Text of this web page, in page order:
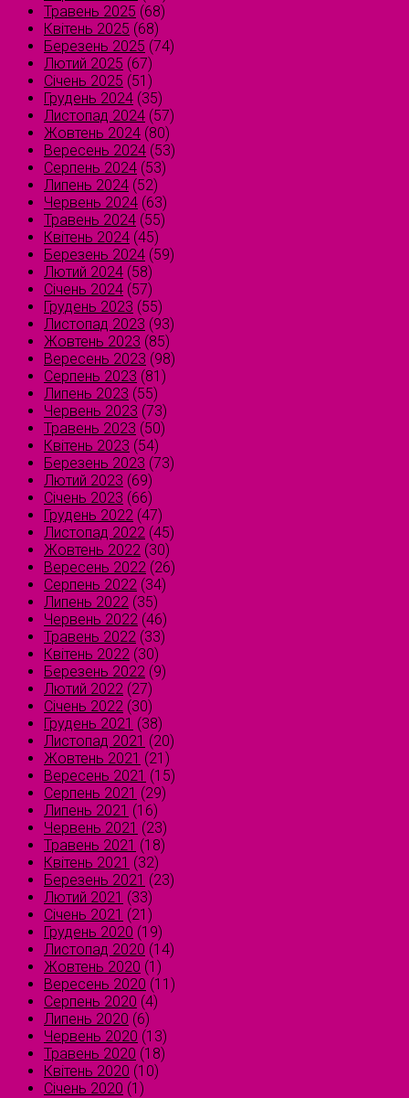
Травень 2025 (68)
Квітень 2025 (68)
Березень 2025 (74)
Лютий 2025 (67)
Січень 2025 (51)
Грудень 2024 (35)
Листопад 2024 (57)
Жовтень 2024 (80)
Вересень 2024 (53)
Серпень 2024 (53)
Липень 2024 (52)
Червень 2024 (63)
Травень 2024 (55)
Квітень 2024 (45)
Березень 2024 (59)
Лютий 2024 (58)
Січень 2024 (57)
Грудень 2023 (55)
Листопад 2023 (93)
Жовтень 2023 (85)
Вересень 2023 (98)
Серпень 2023 (81)
Липень 2023 (55)
Червень 2023 (73)
Травень 2023 (50)
Квітень 2023 (54)
Березень 2023 (73)
Лютий 2023 (69)
Січень 2023 (66)
Грудень 2022 (47)
Листопад 2022 (45)
Жовтень 2022 (30)
Вересень 2022 (26)
Серпень 2022 (34)
Липень 2022 (35)
Червень 2022 (46)
Травень 2022 (33)
Квітень 2022 (30)
Березень 2022 (9)
Лютий 2022 (27)
Січень 2022 (30)
Грудень 2021 (38)
Листопад 2021 (20)
Жовтень 2021 (21)
Вересень 2021 (15)
Серпень 2021 (29)
Липень 2021 (16)
Червень 2021 (23)
Травень 2021 (18)
Квітень 2021 (32)
Березень 2021 (23)
Лютий 2021 (33)
Січень 2021 (21)
Грудень 2020 (19)
Листопад 2020 (14)
Жовтень 2020 (1)
Вересень 2020 (11)
Серпень 2020 (4)
Липень 2020 (6)
Червень 2020 (13)
Травень 2020 (18)
Квітень 2020 (10)
Січень 2020 (1)